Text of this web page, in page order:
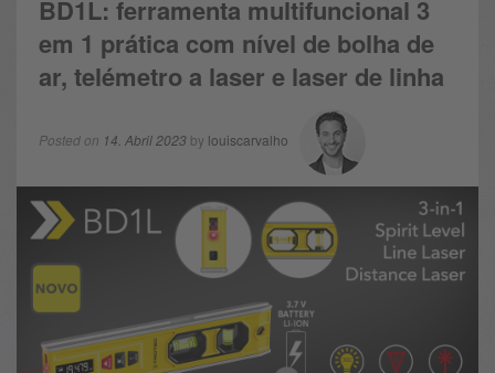
BD1L: ferramenta multifuncional 3
em 1 prática com nível de bolha de
ar, telémetro a laser e laser de linha
Posted on 14. Abril 2023 by louiscarvalho